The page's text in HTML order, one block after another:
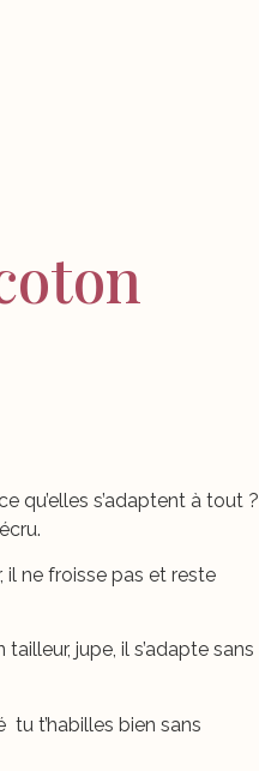
qu’elles s’adaptent à tout ?
ne froisse pas et reste
jupe, il s’adapte sans
t’habilles bien sans